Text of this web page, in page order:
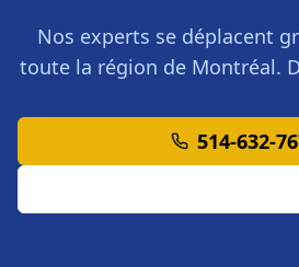
Nos experts se déplacent
toute la région de Montréal.
514-632-